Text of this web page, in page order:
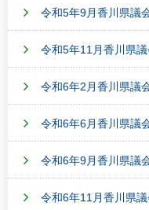
令和5年9月香川県議
令和5年11月香川県
令和6年2月香川県議
令和6年6月香川県議
令和6年9月香川県議
令和6年11月香川県